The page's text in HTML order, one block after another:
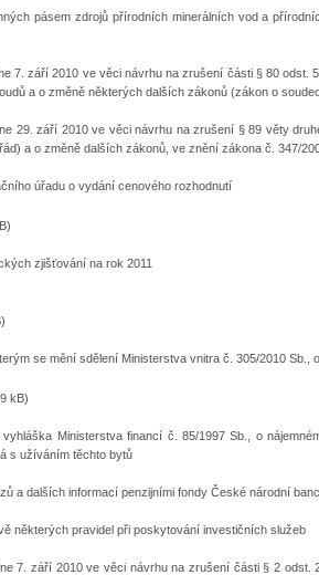
pásem zdrojů přírodních minerálních vod a
7. září 2010 ve věci návrhu na zrušení části § 80 odst.
a o změně některých dalších zákonů (zákon o
29. září 2010 ve věci návrhu na zrušení § 89 věty
a o změně dalších zákonů, ve znění zákona č. 347/
úřadu o vydání cenového rozhodnutí
zjišťování na rok 2011
se mění sdělení Ministerstva vnitra č. 305/2010
kB)
Ministerstva financí č. 85/1997 Sb., o
s užíváním těchto bytů
a dalších informací penzijními fondy České národní
některých pravidel při poskytování investičních služeb
7. září 2010 ve věci návrhu na zrušení části § 2